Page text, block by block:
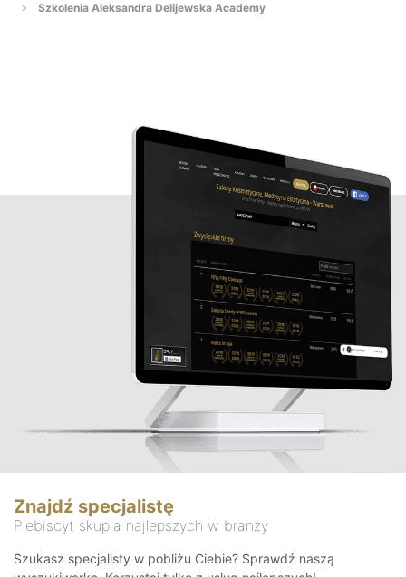
Szkolenia Aleksandra Delijewska Academy
Znajdź specjalistę
Plebiscyt skupia najlepszych w branży
Szukasz specjalisty w pobliżu Ciebie? Sprawdź naszą